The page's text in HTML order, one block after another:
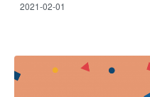
2021-02-01